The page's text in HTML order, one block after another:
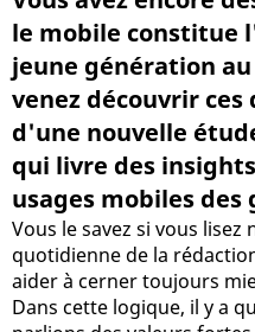
le mobile constitue
jeune génération
venez découvrir
d'une nouvelle
qui livre des
usages mobiles des
Vous le savez si vous
quotidienne de la
aider à cerner toujours
Dans cette logique, il y a